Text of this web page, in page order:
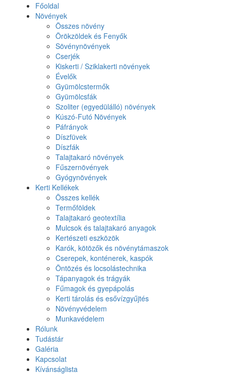
Főoldal
Növények
Összes növény
Örökzöldek és Fenyők
Sövénynövények
Cserjék
Kiskerti / Sziklakerti növények
Évelők
Gyümölcstermők
Gyümölcsfák
Szoliter (egyedülálló) növények
Kúszó-Futó Növények
Páfrányok
Díszfüvek
Díszfák
Talajtakaró növények
Fűszernövények
Gyógynövények
Kerti Kellékek
Összes kellék
Termőföldek
Talajtakaró geotextília
Mulcsok és talajtakaró anyagok
Kertészeti eszközök
Karók, kötözők és növénytámaszok
Cserepek, konténerek, kaspók
Öntözés és locsolástechnika
Tápanyagok és trágyák
Fűmagok és gyepápolás
Kerti tárolás és esővízgyűjtés
Növényvédelem
Munkavédelem
Rólunk
Tudástár
Galéria
Kapcsolat
Kívánságlista